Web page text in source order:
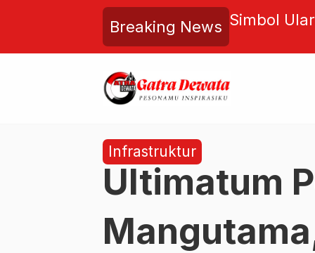
Breaking News
Spiritualitas Timur,
dalam Ajaran Abrahamik?
Hanoman
Infrastruktur
Ultimatum